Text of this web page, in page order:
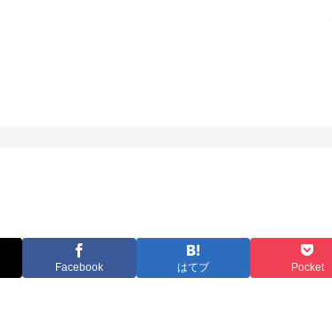
Facebook はてブ Pocket